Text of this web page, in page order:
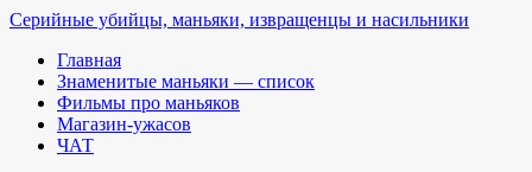
Серийные убийцы, маньяки, извращенцы и насильники
Главная
Знаменитые маньяки — список
Фильмы про маньяков
Магазин-ужасов
ЧАТ